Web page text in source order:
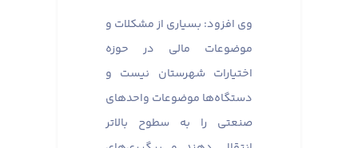
وی افزود: بسیاری از مشکلات و
موضوعات مالی در حوزه
اختیارات شهرستان نیست و
دستگاه‌ها موضوعات واحدهای
صنعتی را به سطوح بالاتر